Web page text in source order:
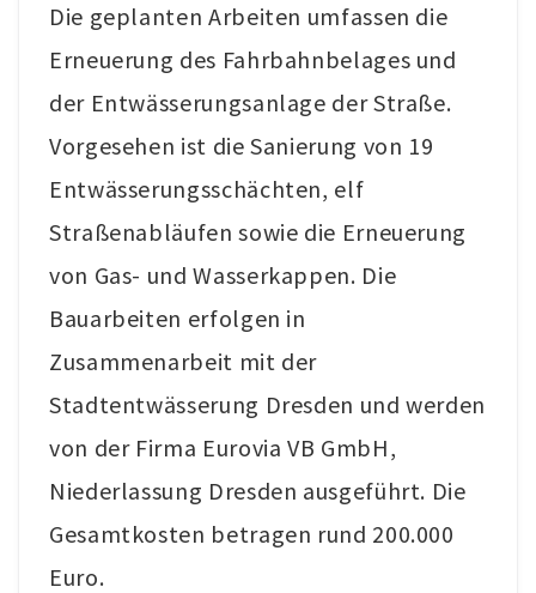
Die geplanten Arbeiten umfassen die
Erneuerung des Fahrbahnbelages und
der Entwässerungsanlage der Straße.
Vorgesehen ist die Sanierung von 19
Entwässerungsschächten, elf
Straßenabläufen sowie die Erneuerung
von Gas- und Wasserkappen. Die
Bauarbeiten erfolgen in
Zusammenarbeit mit der
Stadtentwässerung Dresden und werden
von der Firma Eurovia VB GmbH,
Niederlassung Dresden ausgeführt. Die
Gesamtkosten betragen rund 200.000
Euro.